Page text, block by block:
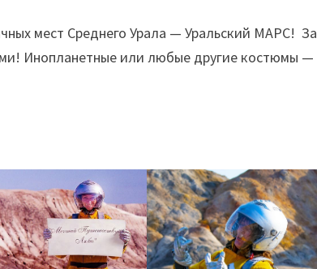
мест Среднего Урала — Уральский МАРС! За
Инопланетные или любые другие костюмы —